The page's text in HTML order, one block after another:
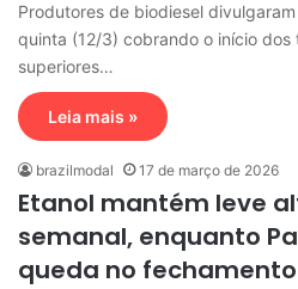
Produtores de biodiesel
quinta (12/3) cobrando o início
superiores…
Leia mais »
brazilmodal 17 de março de 2026
Etanol mantém leve
semanal, enquanto
queda no